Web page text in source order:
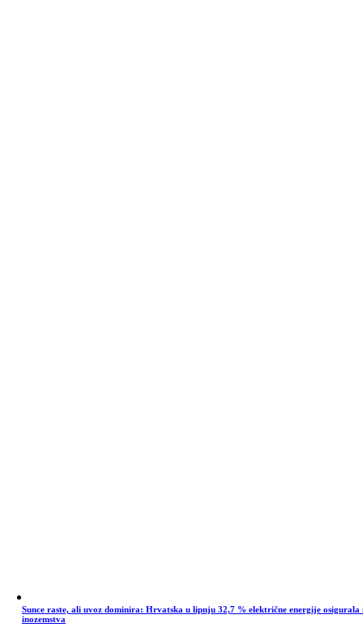
Sunce raste, ali uvoz dominira: Hrvatska u lipnju 32,7 % električne energije osigurala
inozemstva